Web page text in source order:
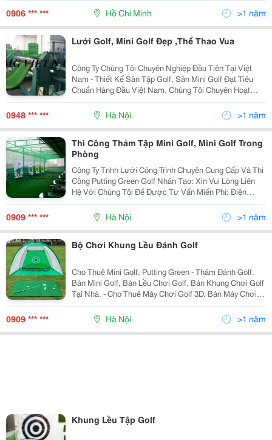
Đường Cong Uốn Lượn, Mặt Sân Lúc Lồi Lúc Lõ
0906 *** *** Hồ Chí Minh >1 năm
Lưới Golf, Mini Golf Đẹp ,Thể Thao Vua
Công Ty Chúng Tôi Chuyên Nghiệp Đầu Tiên Tại Việt
Nam - Thiết Kế Sân Tập Golf, Sân Mini Golf Đạt Tiêu
Chuẩn Hàng Đầu Việt Nam. Chúng Tôi Chuyên Hoạt
Động Trong Các Lĩnh Vực Sau: Tư Vấn , Thiết Kế, Thi
Công, Cung Cấp Vật Tư Trọn Gói Cho Một Sân
0948 *** *** Hà Nội >1 năm
Thi Công Thảm Tập Mini Golf, Mini Golf Trong
Phòng
Công Ty Tnhh Lưới Công Trình Chuyên Cung Cấp Và Thi
Công Putting Green Golf Nhân Tạo: Xin Vui Lòng Liên
Hệ Với Chúng Tôi Để Được Tư Vấn Miến Phí: Điện
Thoại: Ms Thu Hà 0909.648.626 Khung Lưới, Mini Golf
Trên Sân Thượng, Ngài Sân Vườn
0909 *** *** Hà Nội >1 năm
Bộ Chơi Khung Lều Đánh Golf
Cho Thuê Mini Golf, Putting Green - Thảm Đánh Golf.
Bán Mini Golf, Bán Lều Chơi Golf, Bán Khung Chơi Golf
Tại Nhà. - Cho Thuê Máy Chơi Golf 3D. Bán Máy Chơi
Golf 3D. - Làm Tổ Chức Sự Kiện Golf. - Cung Cấp Tất
Cả Các Sản Phẩm, Máy Móc, Dụng Cụ Cho Sân
0909 *** *** Hà Nội >1 năm
Khung Lều Tập Golf